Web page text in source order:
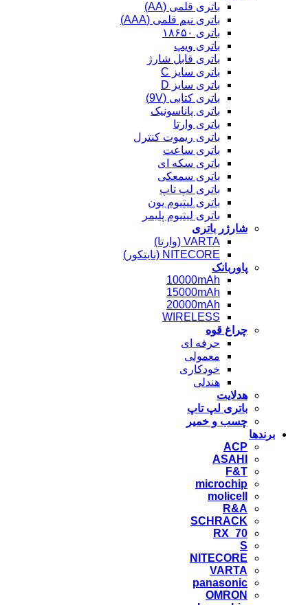
باتری قلمی (AA)
باتری نیم قلمی (AAA)
باتری ۱۸۶۵۰
باتری ویپ
باتری قابل شارژ
باتری سایز C
باتری سایز D
باتری کتابی (9V)
باتری پاناسونیک
باتری وارتا
باتری ریموت کنترل
باتری ساعت
باتری سکه ای
باتری سمعکی
باتری لپ تاپ
باتری لیتیوم یون
باتری لیتیوم پلیمر
شارژر باتری
VARTA (وارتا)
NITECORE (نایتکور)
پاوربانک
10000mAh
15000mAh
20000mAh
WIRELESS
چراغ قوه
حرفه ای
معمولی
خودکاری
هندلی
هدلایت
باتری لپ تاپ
چسب و خمیر
برندها
ACP
ASAHI
F&T
microchip
molicell
R&A
SCHRACK
RX_70
S
NITECORE
VARTA
panasonic
OMRON